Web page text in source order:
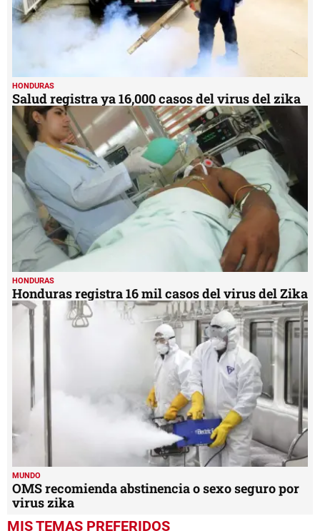
HONDURAS
Salud registra ya 16,000 casos del virus del zika
HONDURAS
Honduras registra 16 mil casos del virus del Zika
MUNDO
OMS recomienda abstinencia o sexo seguro por
virus zika
MIS TEMAS PREFERIDOS